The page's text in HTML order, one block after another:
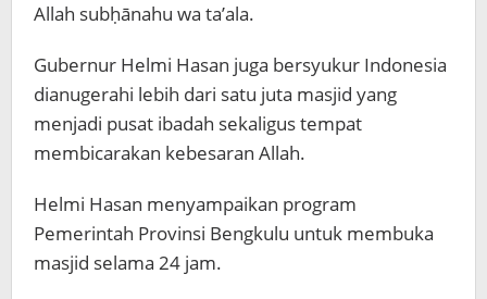
Allah subḥānahu wa ta’ala.
Gubernur Helmi Hasan juga bersyukur Indonesia
dianugerahi lebih dari satu juta masjid yang
menjadi pusat ibadah sekaligus tempat
membicarakan kebesaran Allah.
Helmi Hasan menyampaikan program
Pemerintah Provinsi Bengkulu untuk membuka
masjid selama 24 jam.